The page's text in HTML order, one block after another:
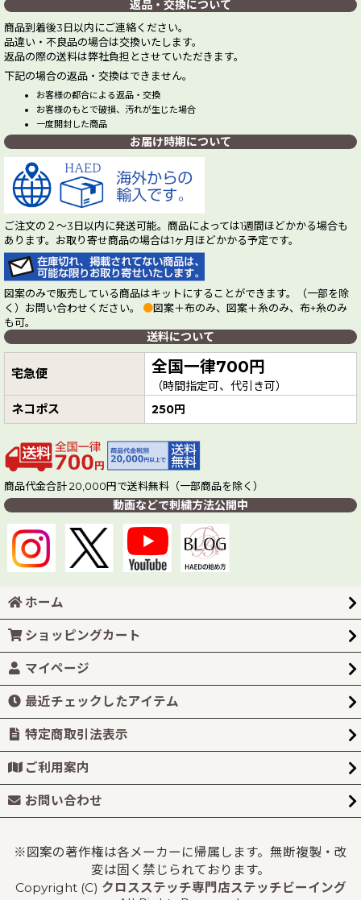
返品・交換について
商品到着後3日以内にご連絡ください。
品違い・不良品の場合は交換いたします。
返品の際の送料は弊社負担とさせていただきます。
下記の場合の返品・交換はできません。
お客様の都合による返品・交換
お客様のもとで破損、汚れが生じた場合
一度開封した商品
お届け時期について
ご注文の２～3日以内に発送可能。商品によっては1週間ほどかかる場合も
あります。お取り寄せ商品の場合は1ヶ月ほどかかる予定です。
図案のみで販売している商品はキットにすることができます。（一部を除
く）お問い合わせください。 ●図案＋布のみ、図案＋糸のみ、布+糸のみ
も可。
送料について
宅急便 全国一律700円
（時間指定可、代引き可）
ネコポス 250円
商品代金合計 20,000円で送料無料（一部商品を除く）
動画などで刺繍方法公開中
ホーム
ショッピングカート
マイページ
最近チェックしたアイテム
特定商取引法表示
ご利用案内
お問い合わせ
※図案の著作権は各メーカーに帰属します。無断複製・改
変は固く禁じられております。
Copyright (C) クロスステッチ専門店ステッチビーイング